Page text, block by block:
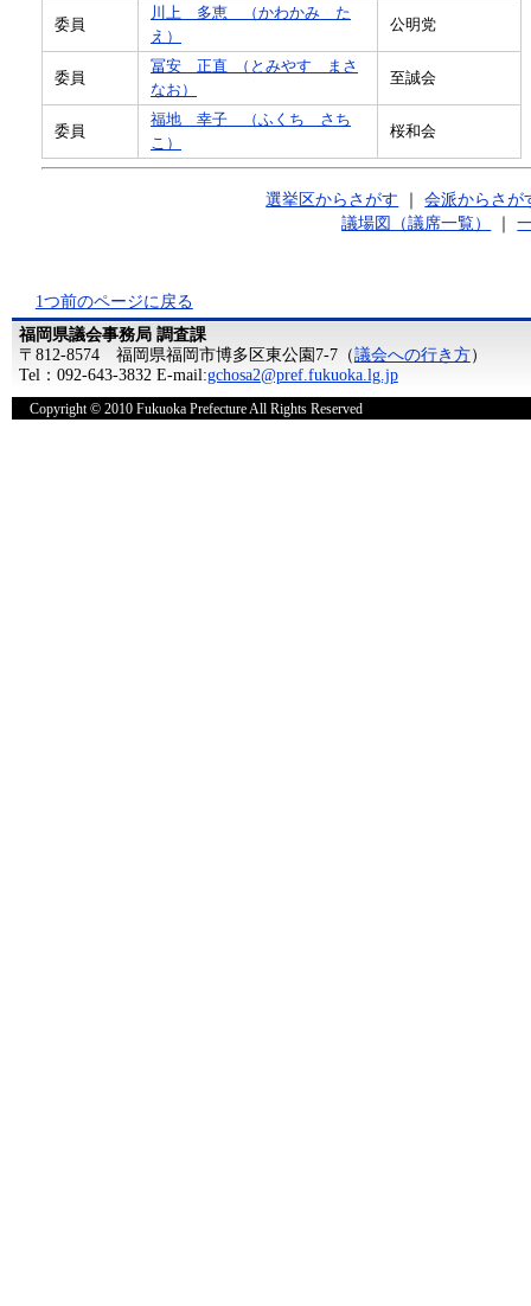
委員
川上 多恵 （かわかみ た
え）
公明党
委員
冨安 正直 （とみやす まさ
なお）
至誠会
委員
福地 幸子 （ふくち さち
こ）
桜和会
選挙区からさがす ｜会派からさが
議場図（議席一覧）
｜
1つ前のページに戻る
福岡県議会事務局 調査課
〒812-8574 福岡県福岡市博多区東公園7-7（議会への行き方）
Tel：092-643-3832 E-mail:gchosa2@pref.fukuoka.lg.jp
Copyright © 2010 Fukuoka Prefecture All Rights Reserved